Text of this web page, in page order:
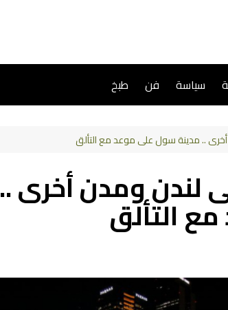
سياسة فن طبخ
.. مدينة سول على موعد مع التألق
لندن ومدن أخرى ..
التألق